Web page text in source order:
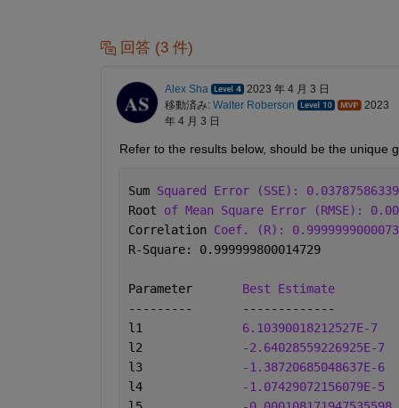
回答 (3 件)
Alex Sha
2023 年 4 月 3 日
移動済み: Walter Roberson
2023
年 4 月 3 日
Refer to the results below, should be the unique
Sum Squared Error (SSE):
Root of Mean Square Error (RMSE):
Correlation Coef. (R):
R-Square: 0.999999800014729
Parameter Best Estimate
---------	-------------
6.10390018212527E-7
-2.64028559226925E-7
-1.38720685048637E-6
-1.07429072156079E-5